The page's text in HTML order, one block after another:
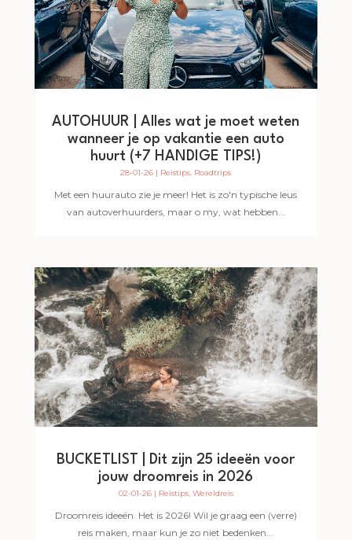
AUTOHUUR | Alles wat je moet weten
wanneer je op vakantie een auto
huurt (+7 HANDIGE TIPS!)
28-01-26 | Reistips, Roadtrips
Met een huurauto zie je meer! Het is zo'n typische leus
van autoverhuurders, maar o my, wat hebben...
BUCKETLIST | Dit zijn 25 ideeën voor
jouw droomreis in 2026
02-01-26| Reistips, Wereldreis
Droomreis ideeën. Het is 2026! Wil je graag een (verre)
reis maken, maar kun je zo niet bedenken...